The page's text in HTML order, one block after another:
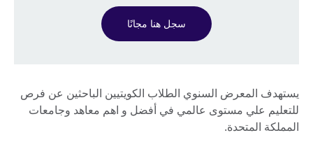
سجل هنا مجانًا
يستهدف المعرض السنوي الطلاب الكويتيين الباحثين عن فرص
للتعليم علي مستوى عالمي في أفضل و اهم معاهد وجامعات
المملكة المتحدة.